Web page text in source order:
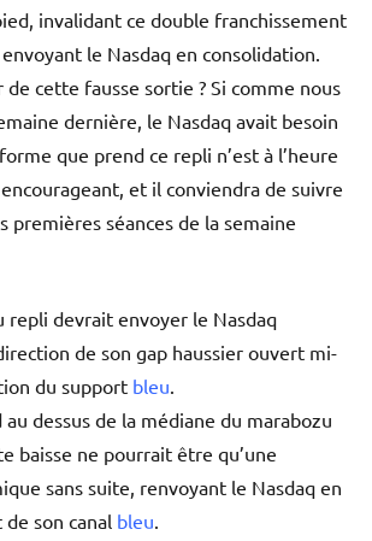
invalidant ce double franchissement
le Nasdaq en consolidation.
de cette fausse sortie ? Si comme nous
dernière, le Nasdaq avait besoin
que prend ce repli n’est à l’heure
et il conviendra de suivre
premières séances de la semaine
repli devrait envoyer le Nasdaq
de son gap haussier ouvert mi-
du support bleu.
au dessus de la médiane du marabozu
baisse ne pourrait être qu’une
sans suite, renvoyant le Nasdaq en
son canal bleu.